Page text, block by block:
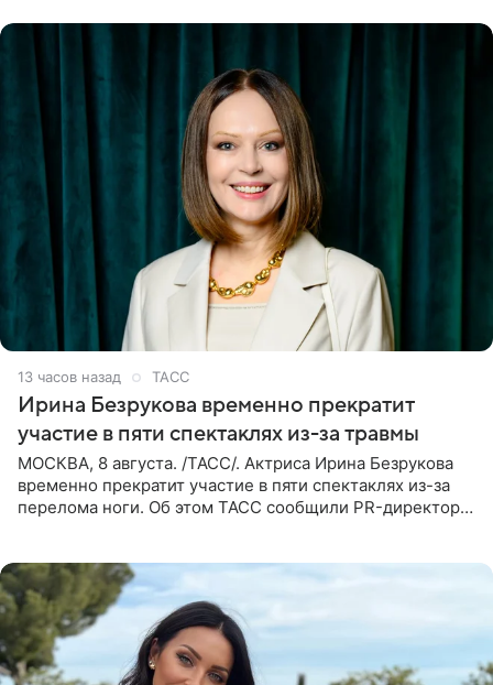
13 часов назад ТАСС
Ирина Безрукова временно прекратит
участие в пяти спектаклях из-за травмы
МОСКВА, 8 августа. /ТАСС/. Актриса Ирина Безрукова
временно прекратит участие в пяти спектаклях из-за
перелома ноги. Об этом ТАСС сообщили PR-директор